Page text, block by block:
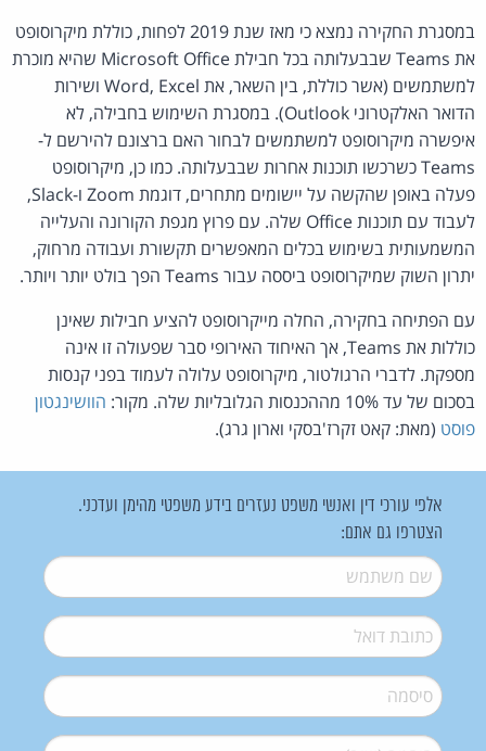
במסגרת החקירה נמצא כי מאז שנת 2019 לפחות, כוללת מיקרוסופט
את Teams שבבעלותה בכל חבילת Microsoft Office שהיא מוכרת
למשתמשים (אשר כוללת, בין השאר, את Word, Excel ושירות
הדואר האלקטרוני Outlook). במסגרת השימוש בחבילה, לא
איפשרה מיקרוסופט למשתמשים לבחור האם ברצונם להירשם ל-
Teams כשרכשו תוכנות אחרות שבבעלותה. כמו כן, מיקרוסופט
פעלה באופן שהקשה על יישומים מתחרים, דוגמת Zoom ו-Slack,
לעבוד עם תוכנות Office שלה. עם פרוץ מגפת הקורונה והעלייה
המשמעותית בשימוש בכלים המאפשרים תקשורת ועבודה מרחוק,
יתרון השוק שמיקרוסופט ביססה עבור Teams הפך בולט יותר ויותר.
עם הפתיחה בחקירה, החלה מייקרוסופט להציע חבילות שאינן
כוללות את Teams, אך האיחוד האירופי סבר שפעולה זו אינה
מספקת. לדברי הרגולטור, מיקרוסופט עלולה לעמוד בפני קנסות
בסכום של עד 10% מההכנסות הגלובליות שלה. מקור:
הוושינגטון
פוסט (מאת: קאט זקרז'בסקי וארון גרג).
אלפי עורכי דין ואנשי משפט נעזרים בידע משפטי מהימן ועדכני.
הצטרפו גם אתם:
שם משתמש*
דואל*
סיסמה*